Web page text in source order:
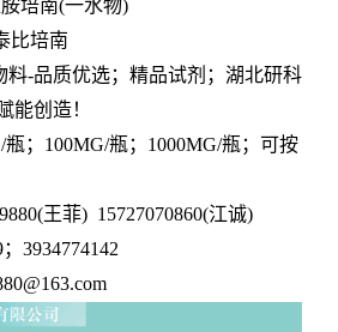
胺培南(一水物)
比培南
料-品质优选；精品试剂；湖北研科
能创造！
；100MG/瓶；1000MG/瓶；可按
王菲) 15727070860(江诚)
3934774142